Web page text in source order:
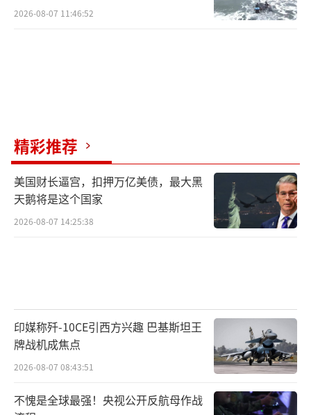
如此
2026-08-07 11:46:52
精彩推荐
美国财长逼宫，扣押万亿美债，最大黑
天鹅将是这个国家
2026-08-07 14:25:38
印媒称歼-10CE引西方兴趣 巴基斯坦王
牌战机成焦点
2026-08-07 08:43:51
不愧是全球最强！央视公开反航母作战